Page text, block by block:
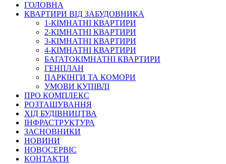
ГОЛОВНА
КВАРТИРИ ВІД ЗАБУДОВНИКА
1-КІМНАТНІ КВАРТИРИ
2-КІМНАТНІ КВАРТИРИ
3-КІМНАТНІ КВАРТИРИ
4-КІМНАТНІ КВАРТИРИ
БАГАТОКІМНАТНІ КВАРТИРИ
ГЕНПЛАН
ПАРКІНГИ ТА КОМОРИ
УМОВИ КУПІВЛІ
ПРО КОМПЛЕКС
РОЗТАШУВАННЯ
ХІД БУДІВНИЦТВА
ІНФРАСТРУКТУРА
ЗАСНОВНИКИ
НОВИНИ
НОВОСЕРВІС
КОНТАКТИ